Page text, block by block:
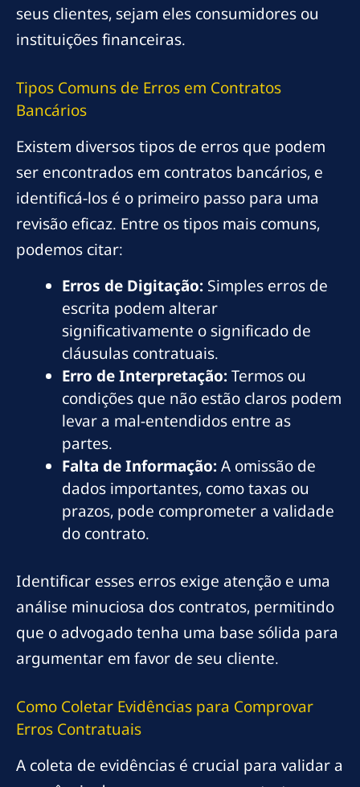
seus clientes, sejam eles consumidores ou
instituições financeiras.
Tipos Comuns de Erros em Contratos
Bancários
Existem diversos tipos de erros que podem
ser encontrados em contratos bancários, e
identificá-los é o primeiro passo para uma
revisão eficaz. Entre os tipos mais comuns,
podemos citar:
Erros de Digitação: Simples erros de
escrita podem alterar
significativamente o significado de
cláusulas contratuais.
Erro de Interpretação:Termos ou
condições que não estão claros podem
levar a mal-entendidos entre as
partes.
Falta de Informação:A omissão de
dados importantes, como taxas ou
prazos, pode comprometer a validade
do contrato.
Identificar esses erros exige atenção e uma
análise minuciosa dos contratos, permitindo
que o advogado tenha uma base sólida para
argumentar em favor de seu cliente.
Como Coletar Evidências para Comprovar
Erros Contratuais
A coleta de evidências é crucial para validar a